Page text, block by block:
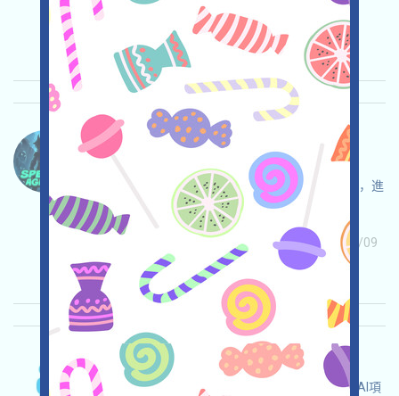
2025/07/15
重要程度:★★☆ 2.7 查阅详情
SpekterAgency-Points 语言：
SpekterAgency正在進行積分活動，這是一個
Telegram上的RogueLite游戲，与Telegram对话，進
入游戲，獲取積分，邀请获得更多！
Telegram
收录时间: 2025/07/09
重要程度:★★☆2.7 查阅详情
Sapien-Pts 语言：
Sapien正在進行積分活動，這是一個公共訓練的AI項